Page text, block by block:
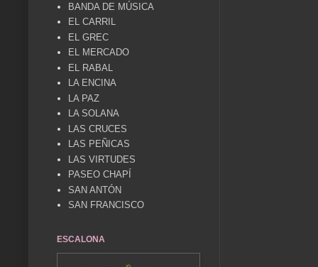
BANDA DE MÚSICA
EL CARRIL
EL GREC
EL MERCADO
EL RABAL
LA ENCINA
LA PAZ
LA SOLANA
LAS CRUCES
LAS PEÑICAS
LAS VIRTUDES
PASEO CHAPÍ
SAN ANTÓN
SAN FRANCISCO
ESCALONA